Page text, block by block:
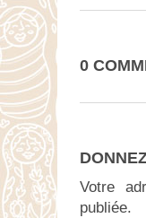
0
Votre
publiée.